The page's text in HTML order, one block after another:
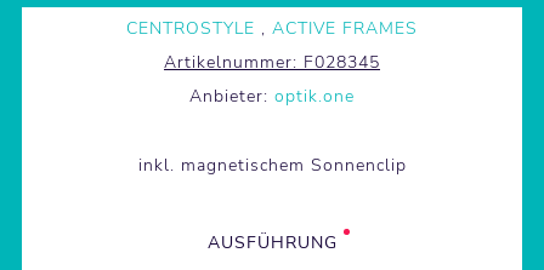
CENTROSTYLE , ACTIVE FRAMES
Artikelnummer: F028345
Anbieter: optik.one
inkl. magnetischem Sonnenclip
AUSFÜHRUNG